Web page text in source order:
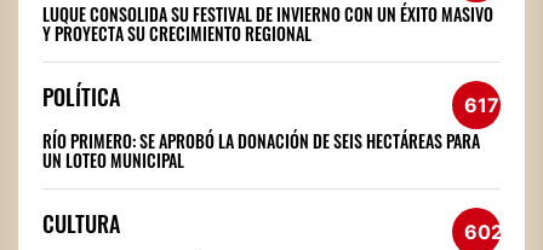
LUQUE CONSOLIDA SU FESTIVAL DE INVIERNO CON UN ÉXITO MASIVO
Y PROYECTA SU CRECIMIENTO REGIONAL
POLÍTICA 617
RÍO PRIMERO: SE APROBÓ LA DONACIÓN DE SEIS HECTÁREAS PARA
UN LOTEO MUNICIPAL
CULTURA 602